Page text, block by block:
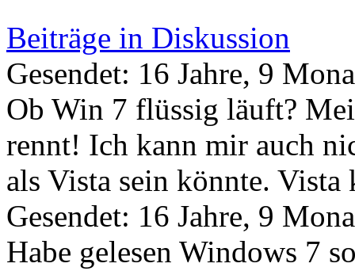
Beiträge in Diskussion
Gesendet: 16 Jahre, 9
Ob Win 7 flüssig läuft?
rennt! Ich kann mir auch
als Vista sein könnte.
Gesendet: 16 Jahre, 9
Habe gelesen Windows 7